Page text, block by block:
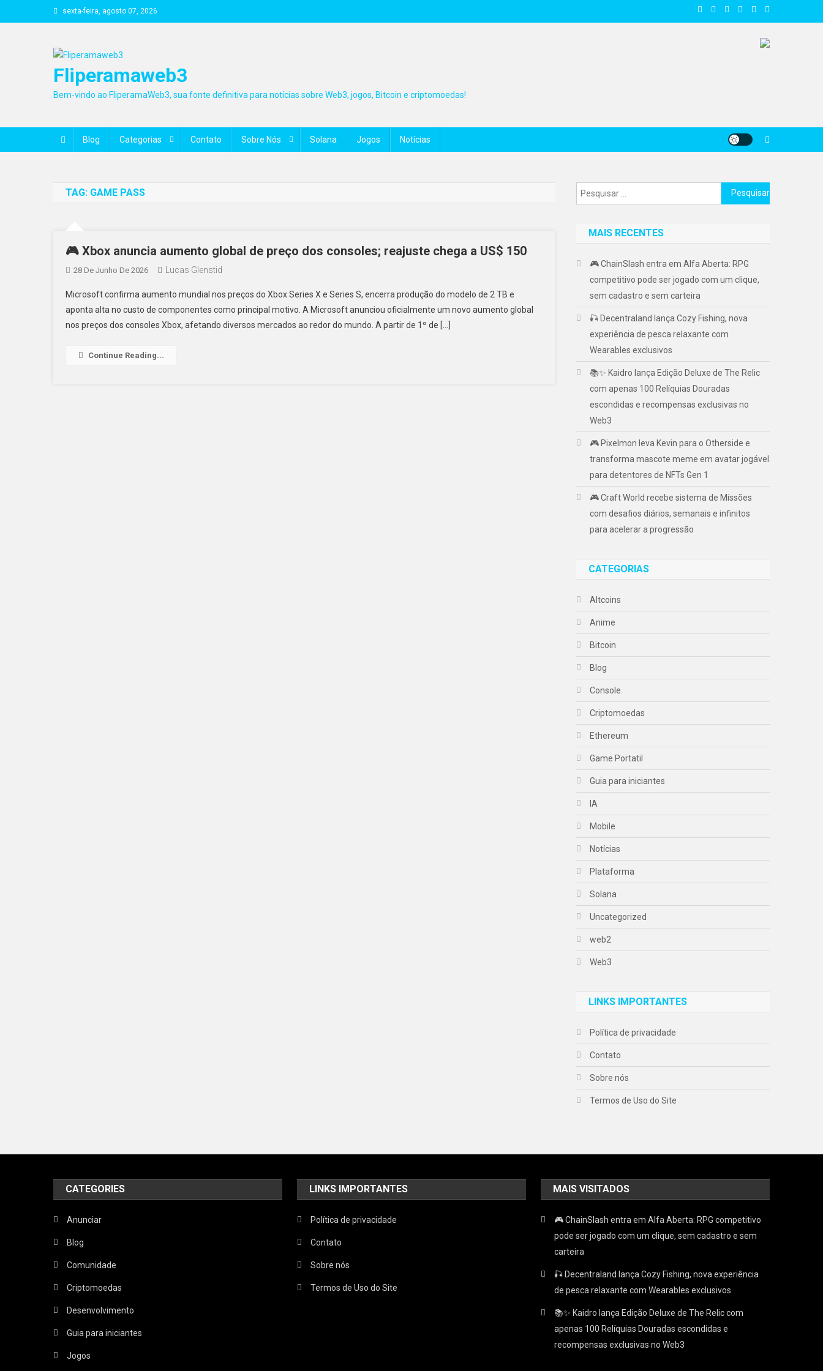
to
sexta-feira, agosto 07, 2026
Fliperamaweb3
Bem-vindo ao FliperamaWeb3, sua fonte definitiva para notícias sobre Web3, jogos, Bitcoin e criptomoedas!
Blog Categorias Contato Sobre Nós Solana Jogos Notícias
TAG: GAME PASS
🎮 Xbox anuncia aumento global de preço dos consoles; reajuste chega a US$ 150
28 De Junho De 2026 Lucas Glenstid
Microsoft confirma aumento mundial nos preços do Xbox Series X e Series S, encerra produção do modelo de 2 TB e
aponta alta no custo de componentes como principal motivo. A Microsoft anunciou oficialmente um novo aumento global
nos preços dos consoles Xbox, afetando diversos mercados ao redor do mundo. A partir de 1º de […]
Continue Reading...
Pesquisar
por:
MAIS RECENTES
🎮 ChainSlash entra em Alfa Aberta: RPG
competitivo pode ser jogado com um clique,
sem cadastro e sem carteira
🎣 Decentraland lança Cozy Fishing, nova
experiência de pesca relaxante com
Wearables exclusivos
📚✨ Kaidro lança Edição Deluxe de The Relic
com apenas 100 Relíquias Douradas
escondidas e recompensas exclusivas no
Web3
🎮 Pixelmon leva Kevin para o Otherside e
transforma mascote meme em avatar jogável
para detentores de NFTs Gen 1
🎮 Craft World recebe sistema de Missões
com desafios diários, semanais e infinitos
para acelerar a progressão
CATEGORIAS
Altcoins
Anime
Bitcoin
Blog
Console
Criptomoedas
Ethereum
Game Portatil
Guia para iniciantes
IA
Mobile
Notícias
Plataforma
Solana
Uncategorized
web2
Web3
LINKS IMPORTANTES
Política de privacidade
Contato
Sobre nós
Termos de Uso do Site
CATEGORIES
Anunciar
Blog
Comunidade
Criptomoedas
Desenvolvimento
Guia para iniciantes
Jogos
LINKS IMPORTANTES
Política de privacidade
Contato
Sobre nós
Termos de Uso do Site
MAIS VISITADOS
🎮 ChainSlash entra em Alfa Aberta: RPG competitivo
pode ser jogado com um clique, sem cadastro e sem
carteira
🎣 Decentraland lança Cozy Fishing, nova experiência
de pesca relaxante com Wearables exclusivos
📚✨ Kaidro lança Edição Deluxe de The Relic com
apenas 100 Relíquias Douradas escondidas e
recompensas exclusivas no Web3